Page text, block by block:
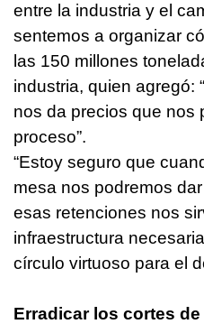
entre la industria y el
sentemos a organizar
las 150 millones
industria, quien agregó:
nos da precios que nos
proceso”.
“Estoy seguro que
mesa nos podremos
esas retenciones nos
infraestructura
círculo virtuoso para el
Erradicar los cortes de